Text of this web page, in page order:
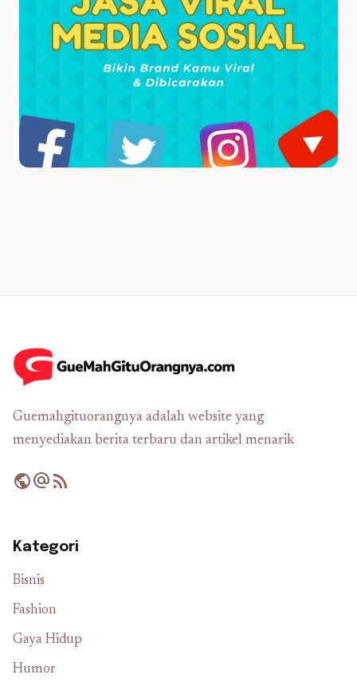
Guemahgituorangnya adalah website yang
menyediakan berita terbaru dan artikel menarik
publicalternate_emailrss_feed
Kategori
Bisnis
Fashion
Gaya Hidup
Humor